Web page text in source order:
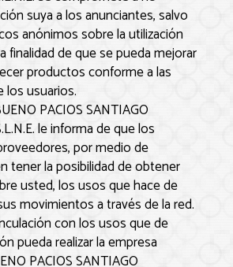
suya a los anunciantes, salvo
anónimos sobre la utilización
finalidad de que se pueda mejorar
productos conforme a las
los usuarios.
PACIOS SANTIAGO
le informa de que los
por medio de
tener la posibilidad de obtener
usted, los usos que hace de
movimientos a través de la red.
con los usos que de
pueda realizar la empresa
PACIOS SANTIAGO